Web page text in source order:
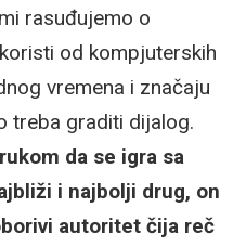
rasuđujemo o
od kompjuterskih
vremena i značaju
treba graditi dijalog.
da se igra sa
i najbolji drug, on
autoritet čija reč